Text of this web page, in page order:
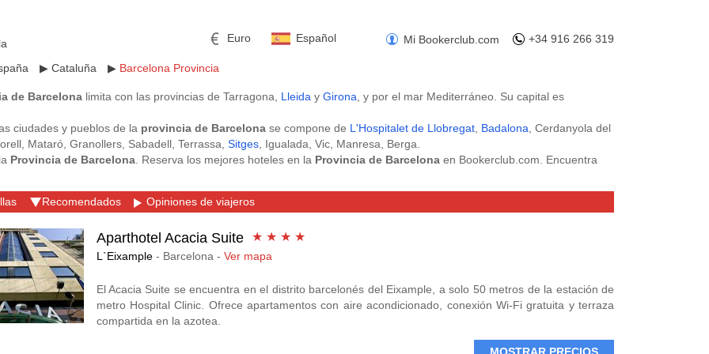
+34 916 266 319
Mi Bookerclub.com
Español
Euro
Yen japonés Peso mexicano
▶ Cataluña ▶ Barcelona Provincia
de Barcelona limita con las provincias de Tarragona, Lleida y Girona , y por el mar Mediterráneo. Su capital es
ciudades y pueblos de la provincia de Barcelona se compone de L'Hospitalet de Llobregat Badalona , Cerdanyola del
Mataró, Granollers, Sabadell, Terrassa, Sitges , Igualada, Vic, Manresa, Berga.
Provincia de Barcelona . Reserva los mejores hoteles en la Provincia de Barcelona en Bookerclub.com. Encuentra
de hoteles en la
forme parte del programa Club y obtén un descuento desde la primera reserva. Ademas sin coste adicional puedes
de total del importe de tu reserva a un Proyecto Solidario de tu elección.
Recomendados Opiniones de viajeros
Aparthotel Acacia Suite ★ ★ ★ ★
L`Eixample- Barcelona - Ver mapa
El Acacia Suite se encuentra en el distrito barcelonés del Eixample, a solo 50 metros de la estación de
metro Hospital Clinic. Ofrece apartamentos con aire acondicionado, conexión Wi-Fi gratuita y terraza
compartida en la azotea.